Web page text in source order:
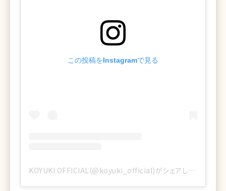
この投稿をInstagramで見る
KOYUKI OFFICIAL(@koyuki_official)がシェアした投稿